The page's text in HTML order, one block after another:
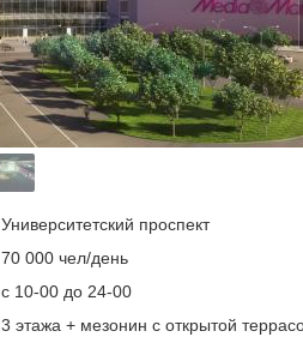
Университетский проспект
70 000 чел/день
с 10-00 до 24-00
3 этажа + мезонин с открытой